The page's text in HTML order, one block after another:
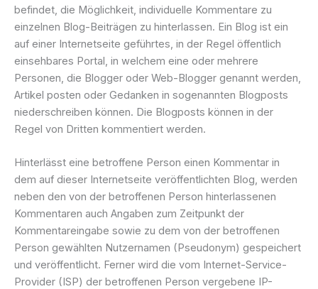
befindet, die Möglichkeit, individuelle Kommentare zu
einzelnen Blog-Beiträgen zu hinterlassen. Ein Blog ist ein
auf einer Internetseite geführtes, in der Regel öffentlich
einsehbares Portal, in welchem eine oder mehrere
Personen, die Blogger oder Web-Blogger genannt werden,
Artikel posten oder Gedanken in sogenannten Blogposts
niederschreiben können. Die Blogposts können in der
Regel von Dritten kommentiert werden.
Hinterlässt eine betroffene Person einen Kommentar in
dem auf dieser Internetseite veröffentlichten Blog, werden
neben den von der betroffenen Person hinterlassenen
Kommentaren auch Angaben zum Zeitpunkt der
Kommentareingabe sowie zu dem von der betroffenen
Person gewählten Nutzernamen (Pseudonym) gespeichert
und veröffentlicht. Ferner wird die vom Internet-Service-
Provider (ISP) der betroffenen Person vergebene IP-